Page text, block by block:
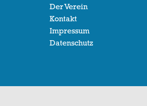
Der Verein
Kontakt
Impressum
Datenschutz